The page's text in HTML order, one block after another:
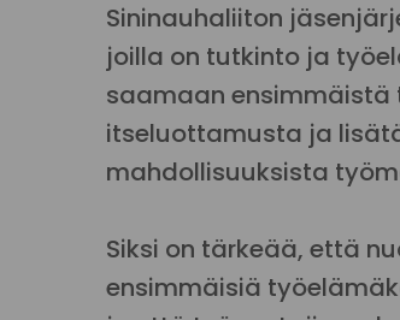
Sininauhaliiton
joilla on tutkinto ja
saamaan
itseluottamusta ja
mahdollisuuksista
Siksi on tärkeää, että
ensimmäisiä